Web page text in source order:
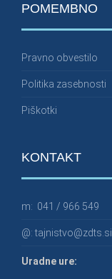
POMEMBNO
Pravno obvestilo
Politika zasebnosti
Piškotki
KONTAKT
m: 041 / 966 549
@:tajnistvo@zdts.si
Uradne ure: